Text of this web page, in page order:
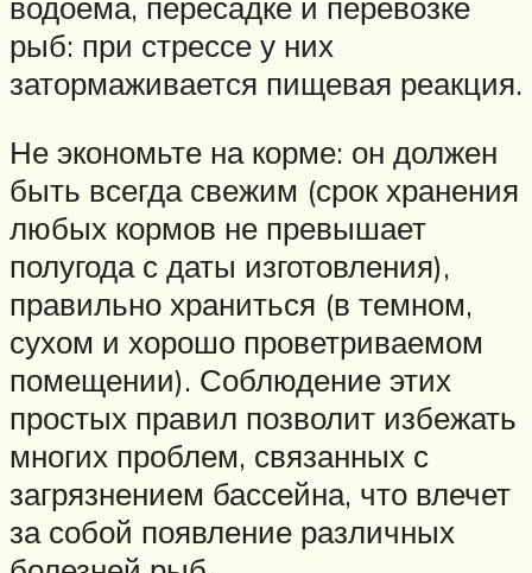
рыб: при стрессе у них
затормаживается пищевая реакция.
Не экономьте на корме: он должен
быть всегда свежим (срок хранения
любых кормов не превышает
полугода с даты изготовления),
правильно храниться (в темном,
сухом и хорошо проветриваемом
помещении). Соблюдение этих
простых правил позволит избежать
многих проблем, связанных с
загрязнением бассейна, что влечет
за собой появление различных